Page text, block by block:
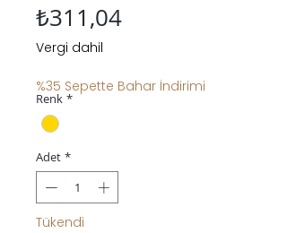
₺311,04Fiyat
Vergi dahil
%35 Sepette Bahar İndirimi
Renk *
Adet *
Tükendi